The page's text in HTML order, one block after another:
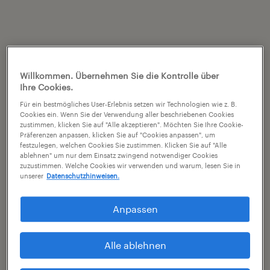
Willkommen. Übernehmen Sie die Kontrolle über
Ihre Cookies.
Für ein bestmögliches User-Erlebnis setzen wir Technologien wie z. B.
Cookies ein. Wenn Sie der Verwendung aller beschriebenen Cookies
zustimmen, klicken Sie auf "Alle akzeptieren". Möchten Sie Ihre Cookie-
Präferenzen anpassen, klicken Sie auf "Cookies anpassen", um
festzulegen, welchen Cookies Sie zustimmen. Klicken Sie auf "Alle
ablehnen" um nur dem Einsatz zwingend notwendiger Cookies
zuzustimmen. Welche Cookies wir verwenden und warum, lesen Sie in
unserer Datenschutzhinweisen.
Anpassen
Alle ablehnen